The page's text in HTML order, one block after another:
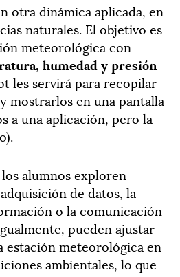
otra dinámica aplicada, en
naturales. El objetivo es
meteorológica con
humedad y presión
les servirá para recopilar
mostrarlos en una pantalla
a una aplicación, pero la
alumnos exploren
de datos, la
o la comunicación
pueden ajustar
estación meteorológica en
ambientales, lo que